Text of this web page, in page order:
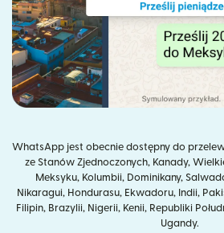
WhatsApp jest obecnie dostępny do
ze Stanów Zjednoczonych, Kanady,
Meksyku, Kolumbii, Dominikany,
Nikaragui, Hondurasu, Ekwadoru, Indii,
Filipin, Brazylii, Nigerii, Kenii, Republiki
Ugandy.